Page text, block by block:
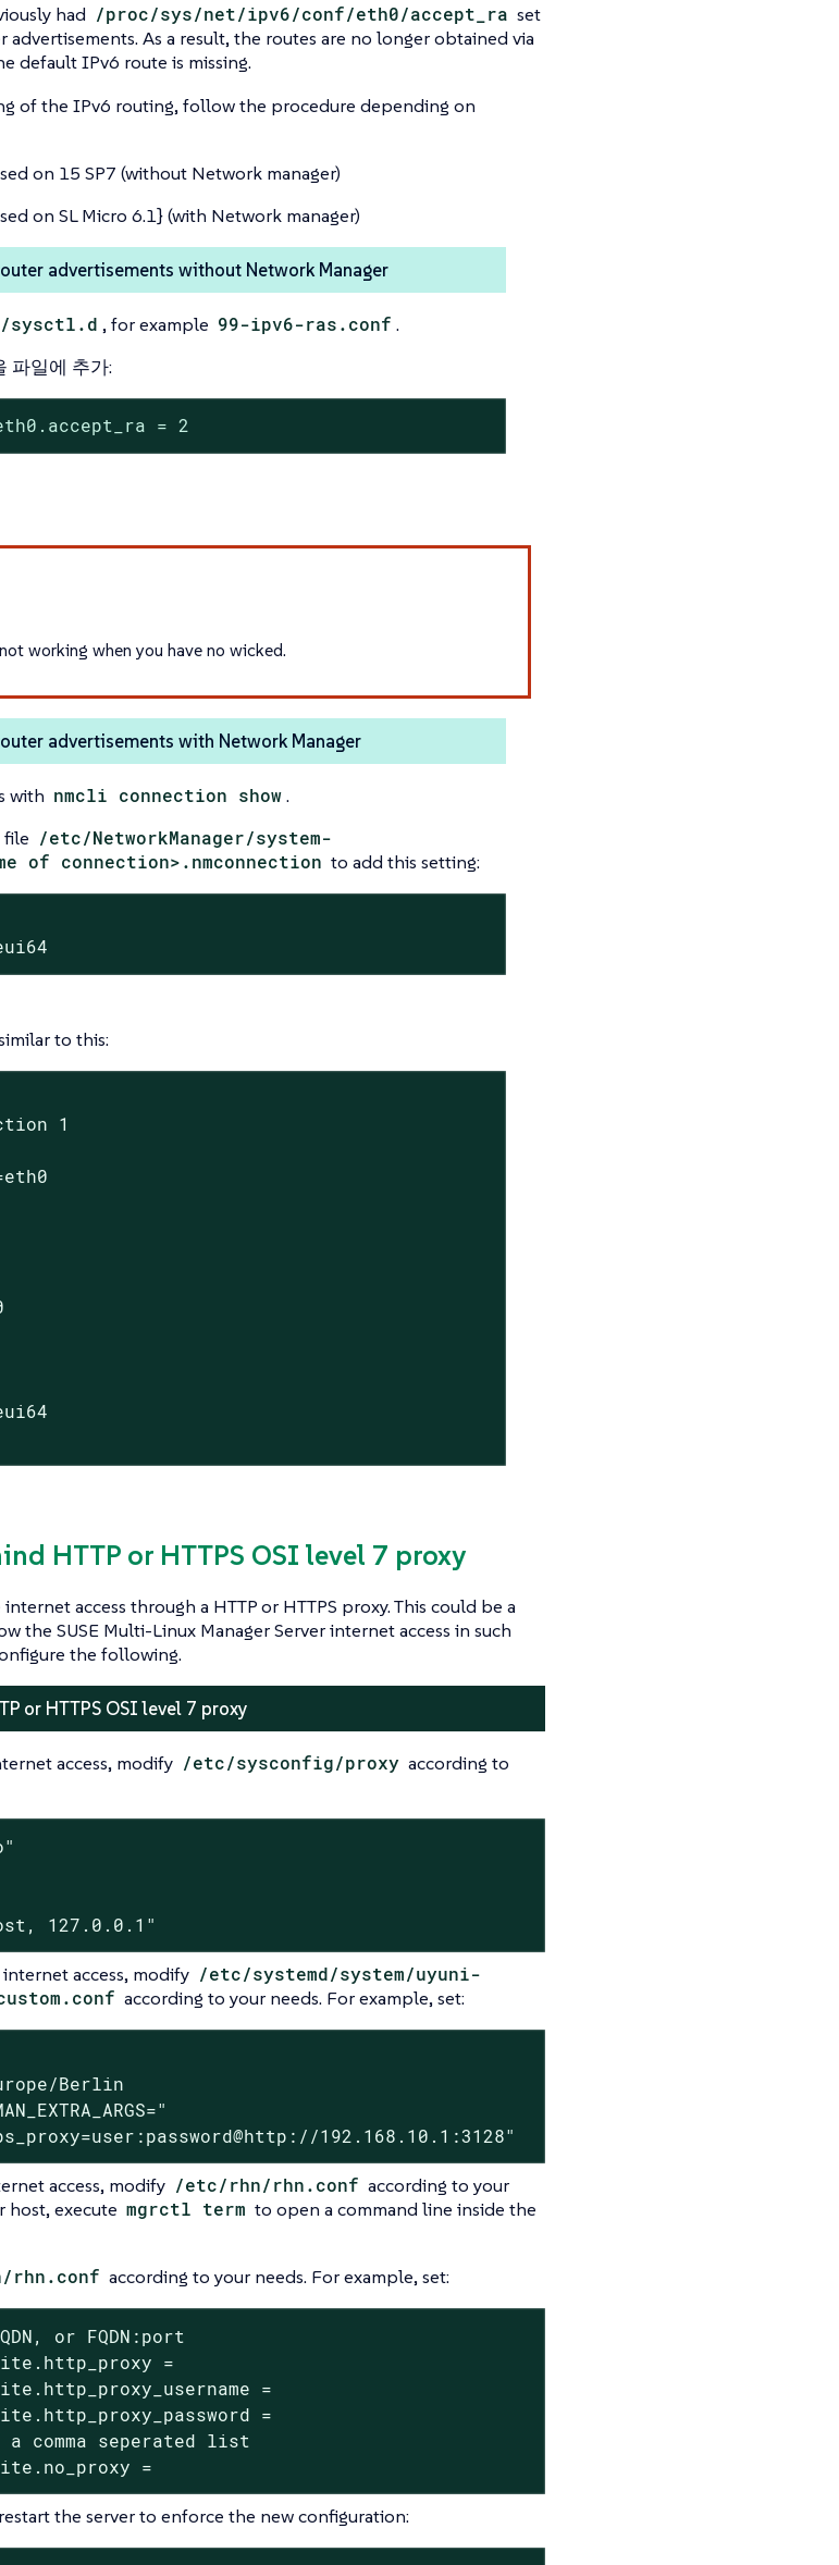
had /proc/sys/net/ipv6/conf/eth0/accept_ra set
As a result, the routes are no longer obtained via
default IPv6 route is missing.
of the IPv6 routing, follow the procedure depending on
on 15 SP7 (without Network manager)
on SL Micro 6.1} (with Network manager)
advertisements without Network Manager
sysctl.d , for example 99-ipv6-ras.conf .
파일에 추가:
= 2
working when you have no wicked.
advertisements with Network Manager
with nmcli connection show .
file /etc/NetworkManager/system-
of connection>.nmconnection to add this setting:
to this:
1
HTTP or HTTPS OSI level 7 proxy
access through a HTTP or HTTPS proxy. This could be a
the SUSE Multi-Linux Manager Server internet access in such
the following.
or HTTPS OSI level 7 proxy
access, modify /etc/sysconfig/proxy according to
127.0.0.1"
access, modify /etc/systemd/system/uyuni-
according to your needs. For example, set:
Berlin
192.168.10.1:3128"
access, modify /etc/rhn/rhn.conf according to your
host, execute mgrctl term to open a command line inside the
rhn.conf according to your needs. For example, set:
or FQDN:port
=
=
a comma seperated list
=
the server to enforce the new configuration: